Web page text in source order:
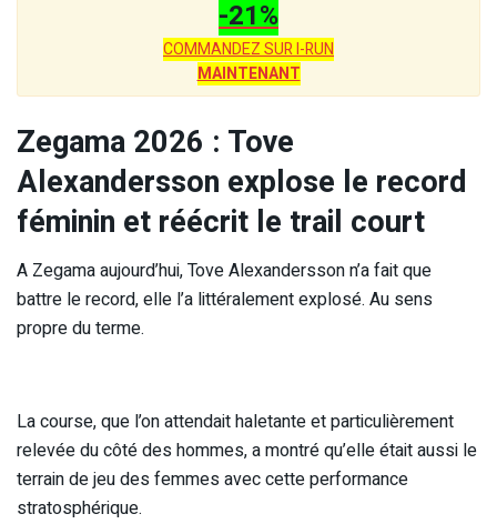
-21%
COMMANDEZ SUR I-RUN
MAINTENANT
Zegama 2026 : Tove
Alexandersson explose le record
féminin et réécrit le trail court
A Zegama aujourd’hui, Tove Alexandersson n’a fait que
battre le record, elle l’a littéralement explosé. Au sens
propre du terme.
La course, que l’on attendait haletante et particulièrement
relevée du côté des hommes, a montré qu’elle était aussi le
terrain de jeu des femmes avec cette performance
stratosphérique.